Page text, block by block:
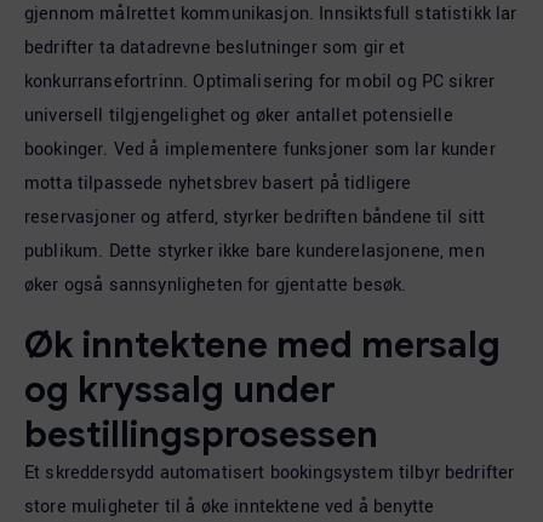
gjennom målrettet kommunikasjon. Innsiktsfull statistikk lar
bedrifter ta datadrevne beslutninger som gir et
konkurransefortrinn. Optimalisering for mobil og PC sikrer
universell tilgjengelighet og øker antallet potensielle
bookinger. Ved å implementere funksjoner som lar kunder
motta tilpassede nyhetsbrev basert på tidligere
reservasjoner og atferd, styrker bedriften båndene til sitt
publikum. Dette styrker ikke bare kunderelasjonene, men
øker også sannsynligheten for gjentatte besøk.
Øk inntektene med mersalg
og kryssalg under
bestillingsprosessen
Et skreddersydd automatisert bookingsystem tilbyr bedrifter
store muligheter til å øke inntektene ved å benytte